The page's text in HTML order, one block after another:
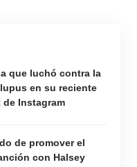
que luchó contra la
en su reciente
de Instagram
de promover el
con Halsey